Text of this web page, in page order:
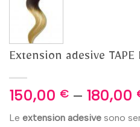
Extension adesive
150,00 € – 180,00
Le extension adesive sono